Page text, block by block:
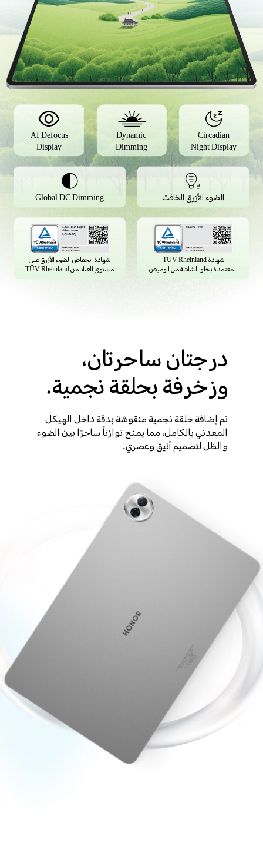
AI Defocus
Display
Dynamic
Dimming
Circadian
Night Display
Global DC Dimming الضوء الأزرق الخافت
شهادة انخفاض الضوء الأزرق على
مستوى العتاد من TÜV Rheinland
شهادة TÜV Rheinland
المعتمدة بخلو الشاشة من الوميض
درجتان ساحرتان،
وزخرفة بحلقة نجمية.
تم إضافة حلقة نجمية منقوشة بدقة داخل الهيكل
المعدني بالكامل، مما يمنح توازناً ساحرًا بين الضوء
والظل لتصميم أنيق وعصري.